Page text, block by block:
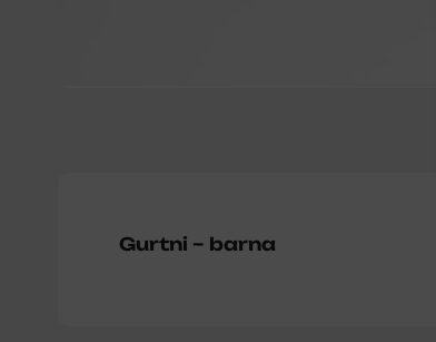
Gurtni – barna